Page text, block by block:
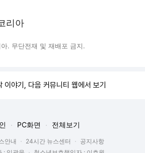
리아
. 무단전재 및 재배포 금지.
이야기, 다음 커뮤니티 웹에서 보기
PC화면 전체보기
안내 24시간 뉴스센터
공지사항